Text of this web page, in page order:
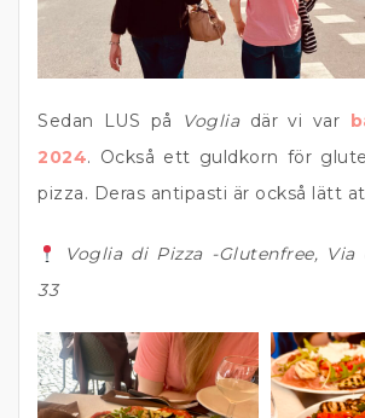
Sedan LUS på Vogliadär vi var
2024. Också ett guldkorn för
pizza. Deras antipasti är också lätt
Voglia di Pizza -Glutenfree, Via
33